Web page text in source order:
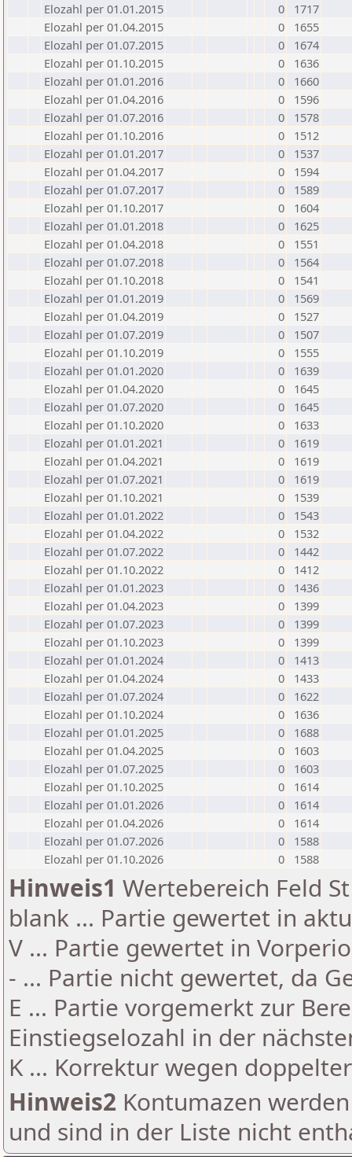
Elozahl per 01.01.2015
0
1717
Elozahl per 01.04.2015
0
1655
Elozahl per 01.07.2015
0
1674
Elozahl per 01.10.2015
0
1636
Elozahl per 01.01.2016
0
1660
Elozahl per 01.04.2016
0
1596
Elozahl per 01.07.2016
0
1578
Elozahl per 01.10.2016
0
1512
Elozahl per 01.01.2017
0
1537
Elozahl per 01.04.2017
0
1594
Elozahl per 01.07.2017
0
1589
Elozahl per 01.10.2017
0
1604
Elozahl per 01.01.2018
0
1625
Elozahl per 01.04.2018
0
1551
Elozahl per 01.07.2018
0
1564
Elozahl per 01.10.2018
0
1541
Elozahl per 01.01.2019
0
1569
Elozahl per 01.04.2019
0
1527
Elozahl per 01.07.2019
0
1507
Elozahl per 01.10.2019
0
1555
Elozahl per 01.01.2020
0
1639
Elozahl per 01.04.2020
0
1645
Elozahl per 01.07.2020
0
1645
Elozahl per 01.10.2020
0
1633
Elozahl per 01.01.2021
0
1619
Elozahl per 01.04.2021
0
1619
Elozahl per 01.07.2021
0
1619
Elozahl per 01.10.2021
0
1539
Elozahl per 01.01.2022
0
1543
Elozahl per 01.04.2022
0
1532
Elozahl per 01.07.2022
0
1442
Elozahl per 01.10.2022
0
1412
Elozahl per 01.01.2023
0
1436
Elozahl per 01.04.2023
0
1399
Elozahl per 01.07.2023
0
1399
Elozahl per 01.10.2023
0
1399
Elozahl per 01.01.2024
0
1413
Elozahl per 01.04.2024
0
1433
Elozahl per 01.07.2024
0
1622
Elozahl per 01.10.2024
0
1636
Elozahl per 01.01.2025
0
1688
Elozahl per 01.04.2025
0
1603
Elozahl per 01.07.2025
0
1603
Elozahl per 01.10.2025
0
1614
Elozahl per 01.01.2026
0
1614
Elozahl per 01.04.2026
0
1614
Elozahl per 01.07.2026
0
1588
Elozahl per 01.10.2026
0 1588
Hinweis1 Wertebereich Feld
blank ... Partie gewertet in
V ... Partie gewertet in
- ... Partie nicht gewertet, da
E ... Partie vorgemerkt zur
Einstiegselozahl in der
K ... Korrektur wegen
Hinweis2 Kontumazen
und sind in der Liste nicht